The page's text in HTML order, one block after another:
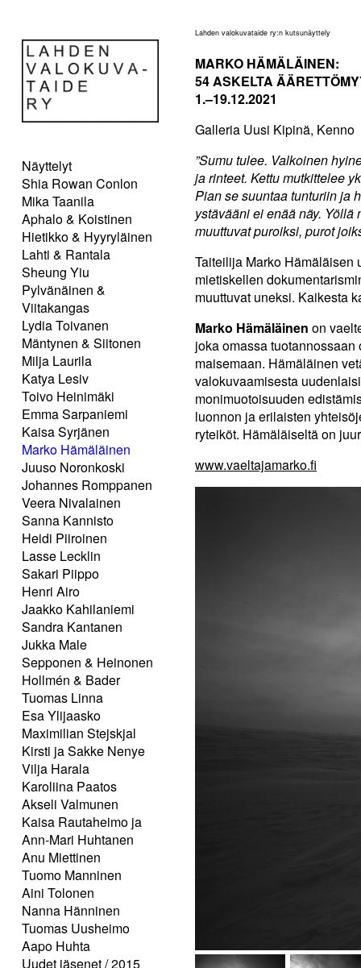
Näyttelyt
Shia Rowan Conlon
Mika Taanila
Aphalo & Koistinen
Hietikko & Hyyryläinen
Lahti & Rantala
Sheung Yiu
Pylvänäinen &
Viitakangas
Lydia Toivanen
Mäntynen & Siitonen
Milja Laurila
Katya Lesiv
Toivo Heinimäki
Emma Sarpaniemi
Kaisa Syrjänen
Marko Hämäläinen
Juuso Noronkoski
Johannes Romppanen
Veera Nivalainen
Sanna Kannisto
Heidi Piiroinen
Lasse Lecklin
Sakari Piippo
Henri Airo
Jaakko Kahilaniemi
Sandra Kantanen
Jukka Male
Sepponen & Heinonen
Hollmén & Bader
Tuomas Linna
Esa Ylijaasko
Maximilian Stejskjal
Kirsti ja Sakke Nenye
Vilja Harala
Karoliina Paatos
Akseli Valmunen
Kaisa Rautaheimo ja
Ann-Mari Huhtanen
Anu Miettinen
Tuomo Manninen
Aini Tolonen
Nanna Hänninen
Tuomas Uusheimo
Aapo Huhta
Uudet jäsenet / 2015
Lahden valokuvataide ry:n kutsunäyttely
MARKO HÄMÄLÄINEN:
54 ASKELTA
1.–19.12.2021
Galleria Uusi Kipinä, Kenno
”Sumu tulee. Valkoinen
ja rinteet. Kettu mutkittelee
Pian se suuntaa tunturiin ja
ystävääni ei enää näy.
muuttuvat puroiksi, purot
Taiteilija Marko Hämäläisen
mietiskellen
muuttuvat uneksi. Kaikesta
Marko Hämäläinen on
joka omassa
maisemaan. Hämäläinen
valokuvaamisesta
monimuotoisuuden
luonnon ja erilaisten
ryteiköt. Hämäläiseltä on
www.vaeltajamarko.fi